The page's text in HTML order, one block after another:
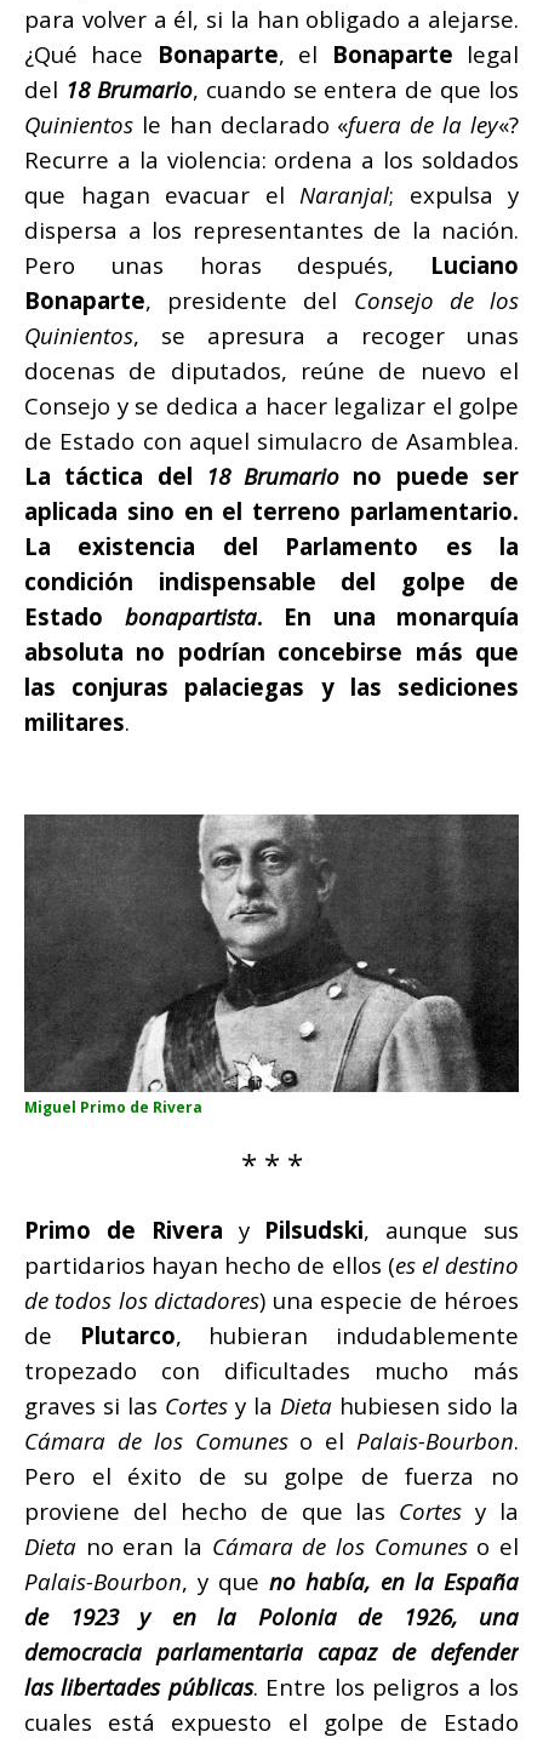
para volver a él, si la han obligado a alejarse.
¿Qué hace Bonaparte, el Bonaparte legal
del 18 Brumario, cuando se entera de que los
Quinientos le han declarado «fuera de la ley«?
Recurre a la violencia: ordena a los soldados
que hagan evacuar el Naranjal; expulsa y
dispersa a los representantes de la nación.
Pero unas horas después, Luciano
Bonaparte, presidente del Consejo de los
Quinientos, se apresura a recoger unas
docenas de diputados, reúne de nuevo el
Consejo y se dedica a hacer legalizar el golpe
de Estado con aquel simulacro de Asamblea.
La táctica del 18 Brumario no puede ser
aplicada sino en el terreno parlamentario.
La existencia del Parlamento es la
condición indispensable del golpe de
Estado bonapartista. En una monarquía
absoluta no podrían concebirse más que
las conjuras palaciegas y las sediciones
militares.
Miguel Primo de Rivera
* * *
Primo de Rivera y Pilsudski, aunque sus
partidarios hayan hecho de ellos (es el destino
de todos los dictadores) una especie de héroes
de Plutarco, hubieran indudablemente
tropezado con dificultades mucho más
graves si las Cortes y la Dieta hubiesen sido la
Cámara de los Comuneso el Palais-Bourbon.
Pero el éxito de su golpe de fuerza no
proviene del hecho de que las Cortes y la
Dieta no eran la Cámara de los Comuneso el
Palais-Bourbon, y que no había, en la España
de 1923 y en la Polonia de 1926, una
democracia parlamentaria capaz de defender
las libertades públicas. Entre los peligros a los
cuales está expuesto el golpe de Estado